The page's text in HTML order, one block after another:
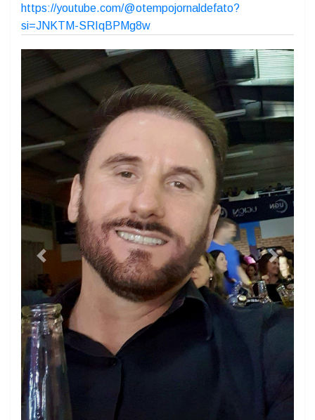
mibextid=ZbWKwL
https://www.instagram.com/invites/contact/?
https://youtube.com/@otempojornaldefato?
si=JNKTM-SRIqBPMg8w
Previous